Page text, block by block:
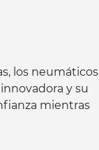
los neumáticos
y su
mientras